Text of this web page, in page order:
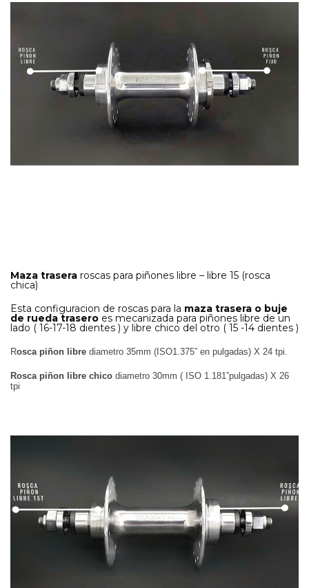
Maza trasera roscas para piñones libre – libre 15 (rosca
chica)
Esta configuracion de roscas para la maza trasera o buje
de rueda trasero es mecanizada para piñones libre de un
lado ( 16-17-18 dientes ) y libre chico del otro ( 15 -14 dientes )
Rosca piñon libre diametro 35mm (ISO1.375” en pulgadas) X 24 tpi.
Rosca piñon libre chico diametro 30mm ( ISO 1.181”pulgadas) X 26
tpi